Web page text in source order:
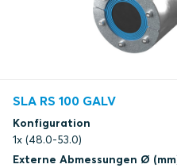
SLA RS 100 GALV
Konfiguration
1x (48.0-53.0)
Externe Abmessungen Ø